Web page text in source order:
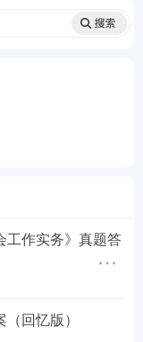
之间缺乏对社
社会组织在服
组织的工作方
工作实务》真题答
回忆版）